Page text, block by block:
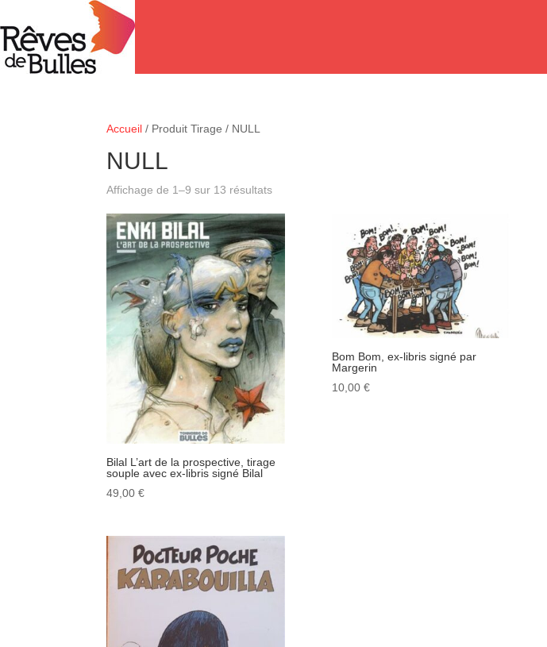
Accueil / Produit Tirage / NULL
NULL
Affichage de 1–9 sur 13 résultats
Bilal L’art de la prospective, tirage
souple avec ex-libris signé Bilal
49,00€
Bom Bom, ex-libris signé par
Margerin
10,00 €